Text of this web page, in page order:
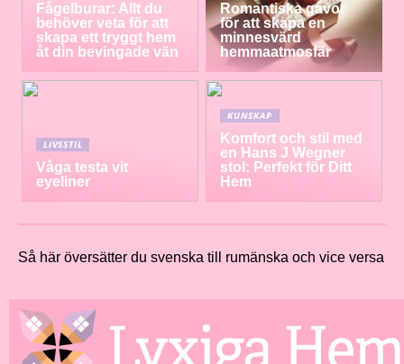
Fågelburar: Allt du
behöver veta för att
skapa ett tryggt hem
åt din bevingade vän
Romantiska gåvor
för att skapa en
minnesvärd
hemmaatmosfär
LIVSSTIL
Våga testa vit
eyeliner
KUNSKAP
Komfort och stil med
en Hans J Wegner
stol: Perfekt för Ditt
Hem
Så här översätter du svenska till rumänska och vice versa